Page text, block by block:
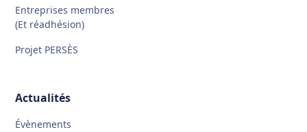
Entreprises membres
(Et réadhésion)
Projet PERSÈS
Actualités
Évènements